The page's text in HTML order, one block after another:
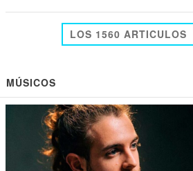
LOS 1560 ARTICULOS
MÚSICOS